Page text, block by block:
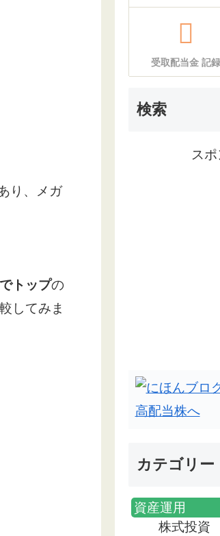
り、メガ
トップの
してみま
受取配当金 記録
検索
ス
カテゴリー
資産運用
株式投資